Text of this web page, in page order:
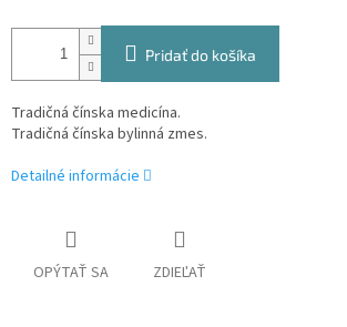
Pridať do košíka
Tradičná čínska medicína.
Tradičná čínska bylinná zmes.
Detailné informácie
OPÝTAŤ SA ZDIEĽAŤ